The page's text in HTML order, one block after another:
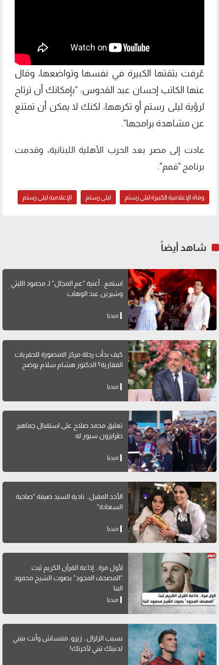
عُرفت بثقتها الكبيرة في نفسها وتواضعها، وقال
عنها الكاتب إحسان عبد القدوس: "بإمكانك أن ترتاح
لرؤية ليلى رستم أو تكرهها، لكنك لا يمكن أن تمتنع
عن مشاهدة برامجها".
عادت إلى مصر بعد الحرب الأهلية اللبنانية، وقدمت
برنامج "قمم".
وفاة الإعلامية الكبيرة ليلى رستم ليلى رستم الإعلامية ليلى رستم
شاهد أيضاً
استمع.. أغنية "عم المجال" لـ محمود الليثي
وشيرين عبد الوهاب
ميديا
كيف بدأت رحلة مركز المنصورة للحفريات
الفقارية؟ الدكتور هشام سلام يوضح
ميديا
تعليق محمد صلاح على استقبال جماهير
طرابزون سبور له
ميديا
الأحد المقبل.. نادية السيد ضيفة "صاحبة
السعادة"
ميديا
لأول مرة.. إذاعة القرآن الكريم ثبث
"المصحف المجود" بصوت الشيخ محمود
البنا
ميديا
بسبب الزلزال.. زيزو: متنساش وأنت بتبني
لدنيتك تبني لآخرتك!